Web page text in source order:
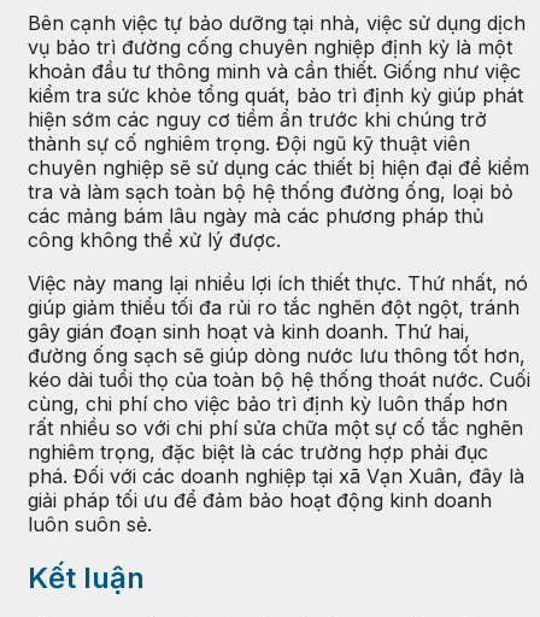
Bên cạnh việc tự bảo dưỡng tại nhà, việc sử dụng dịch
vụ bảo trì đường cống chuyên nghiệp định kỳ là một
khoản đầu tư thông minh và cần thiết. Giống như việc
kiểm tra sức khỏe tổng quát, bảo trì định kỳ giúp phát
hiện sớm các nguy cơ tiềm ẩn trước khi chúng trở
thành sự cố nghiêm trọng. Đội ngũ kỹ thuật viên
chuyên nghiệp sẽ sử dụng các thiết bị hiện đại để kiểm
tra và làm sạch toàn bộ hệ thống đường ống, loại bỏ
các mảng bám lâu ngày mà các phương pháp thủ
công không thể xử lý được.
Việc này mang lại nhiều lợi ích thiết thực. Thứ nhất, nó
giúp giảm thiểu tối đa rủi ro tắc nghẽn đột ngột, tránh
gây gián đoạn sinh hoạt và kinh doanh. Thứ hai,
đường ống sạch sẽ giúp dòng nước lưu thông tốt hơn,
kéo dài tuổi thọ của toàn bộ hệ thống thoát nước. Cuối
cùng, chi phí cho việc bảo trì định kỳ luôn thấp hơn
rất nhiều so với chi phí sửa chữa một sự cố tắc nghẽn
nghiêm trọng, đặc biệt là các trường hợp phải đục
phá. Đối với các doanh nghiệp tại xã Vạn Xuân, đây là
giải pháp tối ưu để đảm bảo hoạt động kinh doanh
luôn suôn sẻ.
Kết luận